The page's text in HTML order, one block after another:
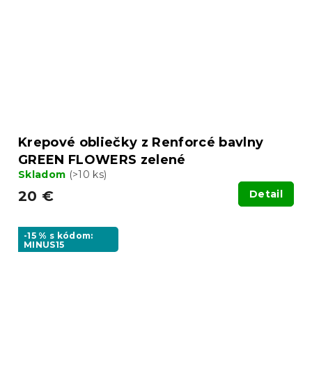
Krepové obliečky z Renforcé bavlny
GREEN FLOWERS zelené
Skladom (>10 ks)
20 € Detail
-15 % s kódom:
MINUS15